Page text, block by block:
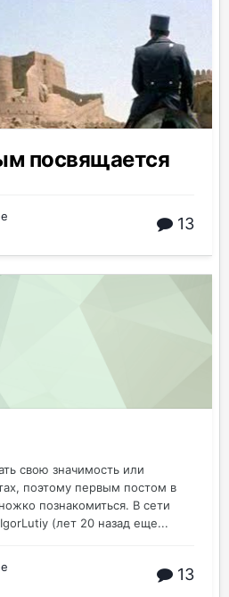
посвящается
13
свою значимость или
поэтому первым постом в
познакомиться. В сети
(лет 20 назад еще...
13